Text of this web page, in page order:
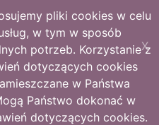
pliki cookies w celu
w tym w sposób
potrzeb. Korzystanie z
dotyczących cookies
w Państwa
Państwo dokonać w
dotyczących cookies.
X